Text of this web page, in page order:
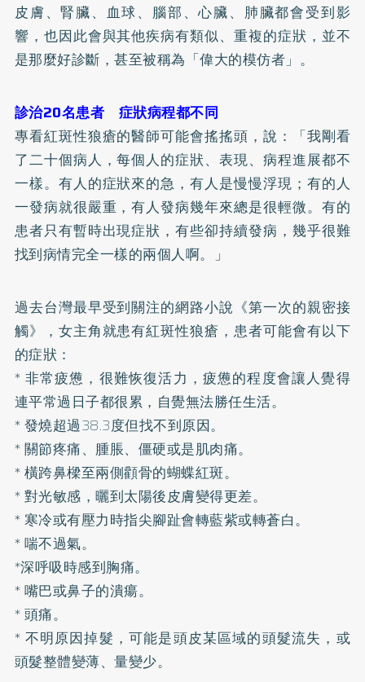
皮膚、腎臟、血球、腦部、心臟、肺臟都會受到影
響，也因此會與其他疾病有類似、重複的症狀，並不
是那麼好診斷，甚至被稱為「偉大的模仿者」。
診治20名患者 症狀病程都不同
專看紅斑性狼瘡的醫師可能會搖搖頭，說：「我剛看
了二十個病人，每個人的症狀、表現、病程進展都不
一樣。有人的症狀來的急，有人是慢慢浮現；有的人
一發病就很嚴重，有人發病幾年來總是很輕微。有的
患者只有暫時出現症狀，有些卻持續發病，幾乎很難
找到病情完全一樣的兩個人啊。」
過去台灣最早受到關注的網路小說《第一次的親密接
觸》，女主角就患有紅斑性狼瘡，患者可能會有以下
的症狀：
* 非常疲憊，很難恢復活力，疲憊的程度會讓人覺得
連平常過日子都很累，自覺無法勝任生活。
* 發燒超過38.3度但找不到原因。
* 關節疼痛、腫脹、僵硬或是肌肉痛。
* 橫跨鼻樑至兩側顴骨的蝴蝶紅斑。
* 對光敏感，曬到太陽後皮膚變得更差。
* 寒冷或有壓力時指尖腳趾會轉藍紫或轉蒼白。
* 喘不過氣。
*深呼吸時感到胸痛。
* 嘴巴或鼻子的潰瘍。
* 頭痛。
* 不明原因掉髮，可能是頭皮某區域的頭髮流失，或
頭髮整體變薄、量變少。